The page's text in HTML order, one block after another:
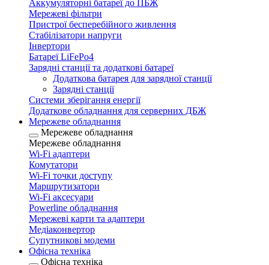
Аккумуляторні батареї до ПБЖ
Мережеві фільтри
Пристрої бесперебійного живлення
Стабілізатори напруги
Інвертори
Батареї LiFePo4
Зарядні станції та додаткові батареї
Додаткова батарея для зарядної станції
Зарядні станції
Системи зберігання енергії
Додаткове обладнання для серверних ДБЖ
Мережеве обладнання
Мережеве обладнання
Мережеве обладнання
Wi-Fi адаптери
Комутатори
Wi-Fi точки доступу
Маршрутизатори
Wi-Fi аксесуари
Рowerline обладнання
Мережеві карти та адаптери
Медіаконвертор
Супутникові модеми
Офісна техніка
Офісна техніка